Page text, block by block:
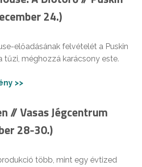
24.)
előadásának felvételét a Puskin
tűzi, méghozzá karácsony este.
>>
// Vasas Jégcentrum
28-30.)
több, mint egy évtized